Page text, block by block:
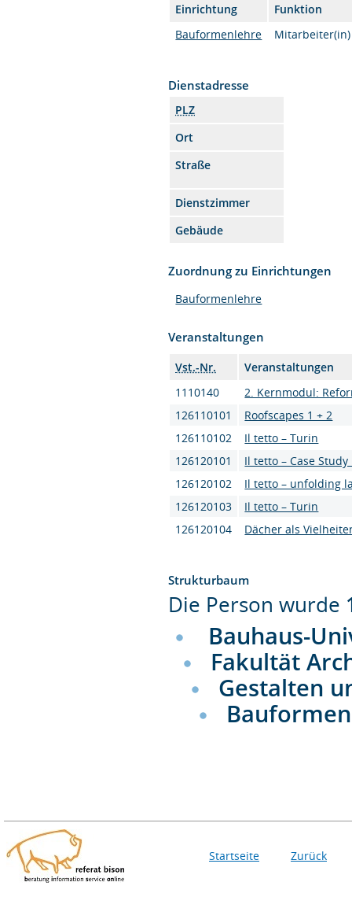
Einrichtung
Funktion
Bauformenlehre
Mitarbeiter(in)
Dienstadresse
PLZ
Ort
Straße
Dienstzimmer
Gebäude
Zuordnung zu Einrichtungen
Bauformenlehre
Veranstaltungen
Vst.-Nr.
Veranstaltungen
1110140
2. Kernmodul:
126110101
Roofscapes 1 + 2
126110102
Il tetto – Turin
126120101
Il tetto – Case Study
126120102
Il tetto – unfolding
126120103
Il tetto – Turin
126120104
Dächer als
Strukturbaum
Die Person wurde
Bauhaus-
Fakultät
Gestalten
Startseite Zurück